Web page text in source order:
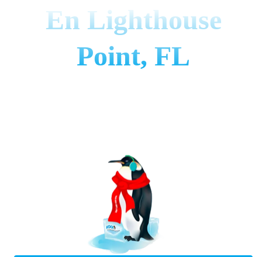
En Lighthouse
Point, FL